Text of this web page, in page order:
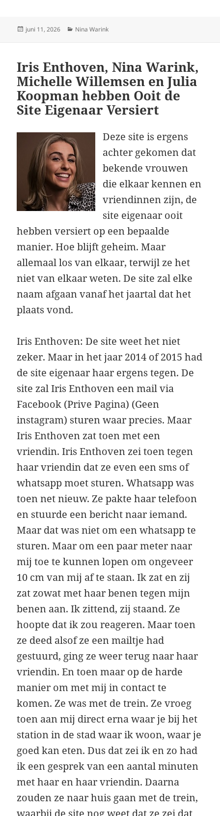
Geplaatst
juni 11, 2026 Categorieën
Nina Warink
Iris Enthoven, Nina Warink,
Michelle Willemsen en Julia
Koopman hebben Ooit de
Site Eigenaar Versiert
Deze site is ergens
achter gekomen dat
bekende vrouwen
die elkaar kennen en
vriendinnen zijn, de
site eigenaar ooit
hebben versiert op een bepaalde
manier. Hoe blijft geheim. Maar
allemaal los van elkaar, terwijl ze het
niet van elkaar weten. De site zal elke
naam afgaan vanaf het jaartal dat het
plaats vond.
Iris Enthoven: De site weet het niet
zeker. Maar in het jaar 2014 of 2015 had
de site eigenaar haar ergens tegen. De
site zal Iris Enthoven een mail via
Facebook (Prive Pagina) (Geen
instagram) sturen waar precies. Maar
Iris Enthoven zat toen met een
vriendin. Iris Enthoven zei toen tegen
haar vriendin dat ze even een sms of
whatsapp moet sturen. Whatsapp was
toen net nieuw. Ze pakte haar telefoon
en stuurde een bericht naar iemand.
Maar dat was niet om een whatsapp te
sturen. Maar om een paar meter naar
mij toe te kunnen lopen om ongeveer
10 cm van mij af te staan. Ik zat en zij
zat zowat met haar benen tegen mijn
benen aan. Ik zittend, zij staand. Ze
hoopte dat ik zou reageren. Maar toen
ze deed alsof ze een mailtje had
gestuurd, ging ze weer terug naar haar
vriendin. En toen maar op de harde
manier om met mij in contact te
komen. Ze was met de trein. Ze vroeg
toen aan mij direct erna waar je bij het
station in de stad waar ik woon, waar je
goed kan eten. Dus dat zei ik en zo had
ik een gesprek van een aantal minuten
met haar en haar vriendin. Daarna
zouden ze naar huis gaan met de trein,
waarbij de site nog weet dat ze zei dat